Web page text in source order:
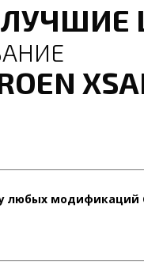
любых модификаций